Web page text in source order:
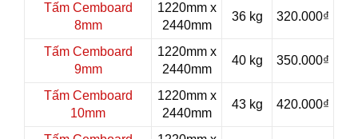
Tấm Cemboard
8mm
1220mm x
2440mm
36 kg 320.000₫
Tấm Cemboard
9mm
1220mm x
2440mm
40 kg 350.000₫
Tấm Cemboard
10mm
1220mm x
2440mm
43 kg 420.000₫